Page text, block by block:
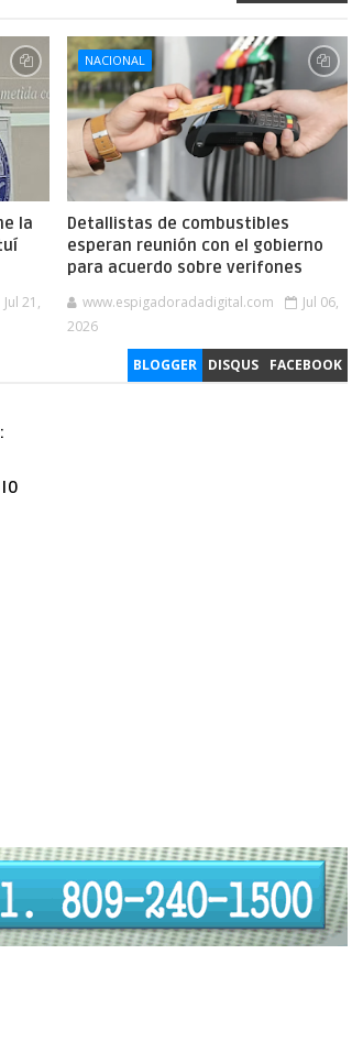
la
Jul 21,
NACIONAL
Detallistas de combustibles
esperan reunión con el gobierno
para acuerdo sobre verifones
www.espigadoradadigital.com
Jul 06,
2026
BLOGGER DISQUS FACEBOOK